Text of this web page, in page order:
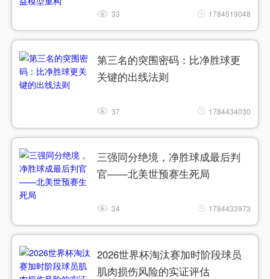
33 1784519048
第三名的突围密码：比净胜球更
关键的出线法则
37 1784434030
三强同分绝境，净胜球成最后判
官——北美世预赛生死局
34 1784433973
2026世界杯淘汰赛加时阶段球员
肌肉损伤风险的实证评估